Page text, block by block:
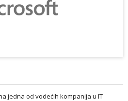
jedna od vodećih kompanija u IT